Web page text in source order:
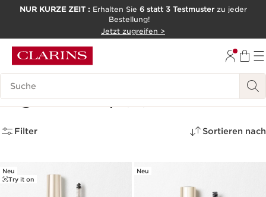
NUR KURZE ZEIT : Erhalten Sie 6 statt 3 Testmusterzu jeder
Bestellung!
Jetzt zugreifen >
Legende suchen
Augen Make-up (28)
Filter Sortieren nach
Neu
Try it on
Neu